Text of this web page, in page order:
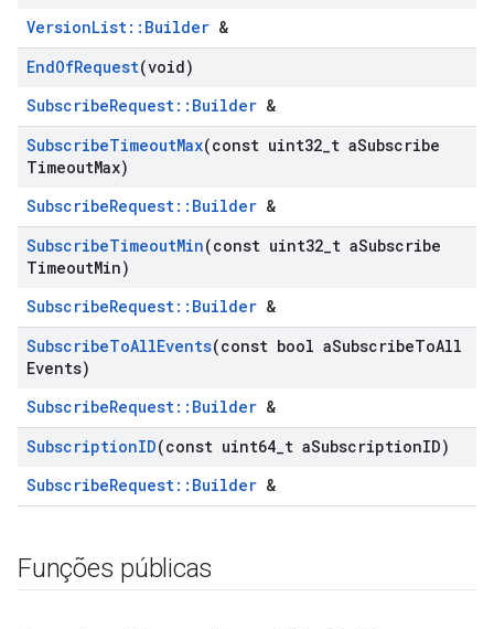
VersionList::Builder &
EndOfRequest(void)
SubscribeRequest::Builder &
SubscribeTimeoutMax(const uint32 t aSubscribe
TimeoutMax)
SubscribeRequest::Builder &
SubscribeTimeoutMin(const uint32 t aSubscribe
TimeoutMin)
SubscribeRequest::Builder &
SubscribeToAllEvents(const bool aSubscribeToAll
Events)
SubscribeRequest::Builder &
SubscriptionID(const uint64 t aSubscriptionID)
SubscribeRequest::Builder &
Funções públicas